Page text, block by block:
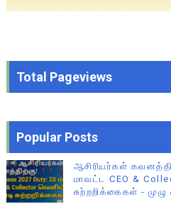
Total Pageviews
Popular Posts
ஆசிரியர்கள்
மாவட்ட CEO &
சுற்றறிக்கைகள் -